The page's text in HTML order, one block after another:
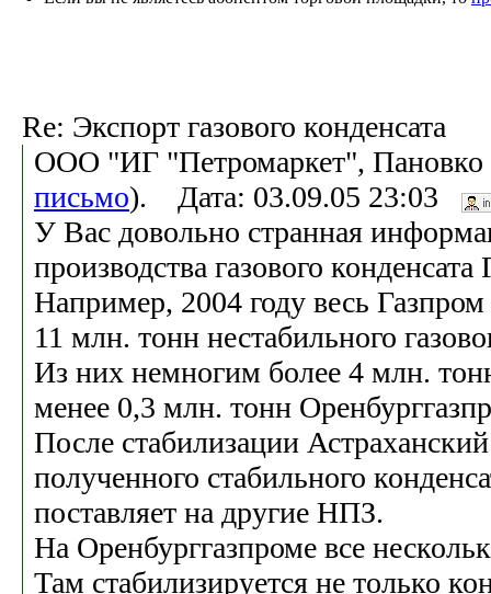
Re: Экспорт газового конденсата
ООО "ИГ "Петромаркет",
письмо). Дата: 03.09.05 23:03
У Вас довольно странная
производства газового
Например, 2004 году весь Газпром
11 млн. тонн нестабильного
Из них немногим более 4 млн.
менее 0,3 млн. тонн
После стабилизации
полученного стабильного
поставляет на другие НПЗ.
На Оренбурггазпроме все
Там стабилизируется не только